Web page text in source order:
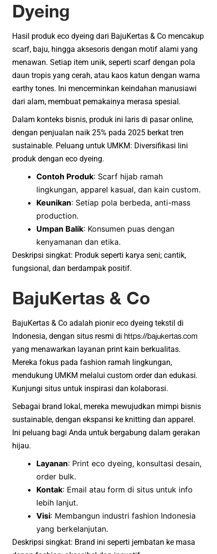
Dyeing
Hasil produk eco dyeing dari BajuKertas & Co mencakup
scarf, baju, hingga aksesoris dengan motif alami yang
menawan. Setiap item unik, seperti scarf dengan pola
daun tropis yang cerah, atau kaos katun dengan warna
earthy tones. Ini mencerminkan keindahan manusiawi
dari alam, membuat pemakainya merasa spesial.
Dalam konteks bisnis, produk ini laris di pasar online,
dengan penjualan naik 25% pada 2025 berkat tren
sustainable. Peluang untuk UMKM: Diversifikasi lini
produk dengan eco dyeing.
Contoh Produk: Scarf hijab ramah
lingkungan, apparel kasual, dan kain custom.
Keunikan: Setiap pola berbeda, anti-mass
production.
Umpan Balik: Konsumen puas dengan
kenyamanan dan etika.
Deskripsi singkat: Produk seperti karya seni; cantik,
fungsional, dan berdampak positif.
BajuKertas & Co
BajuKertas & Co adalah pionir eco dyeing tekstil di
Indonesia, dengan situs resmi di https://bajukertas.com
yang menawarkan layanan print kain berkualitas.
Mereka fokus pada fashion ramah lingkungan,
mendukung UMKM melalui custom order dan edukasi.
Kunjungi situs untuk inspirasi dan kolaborasi.
Sebagai brand lokal, mereka mewujudkan mimpi bisnis
sustainable, dengan ekspansi ke knitting dan apparel.
Ini peluang bagi Anda untuk bergabung dalam gerakan
hijau.
Layanan: Print eco dyeing, konsultasi desain,
order bulk.
Kontak: Email atau form di situs untuk info
lebih lanjut.
Visi: Membangun industri fashion Indonesia
yang berkelanjutan.
Deskripsi singkat: Brand ini seperti jembatan ke masa